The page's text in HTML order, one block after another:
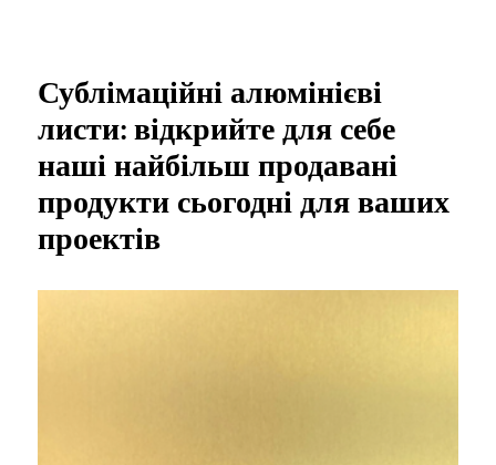
Сублімаційні алюмінієві
листи: відкрийте для себе
наші найбільш продавані
продукти сьогодні для ваших
проектів